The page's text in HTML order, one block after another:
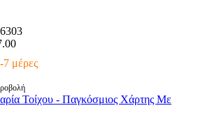
Price
€181.00
€387.00
7 μέρες